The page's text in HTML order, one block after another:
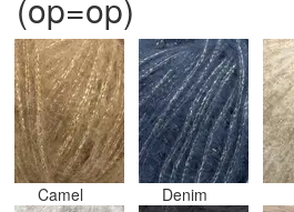
Camel Denim